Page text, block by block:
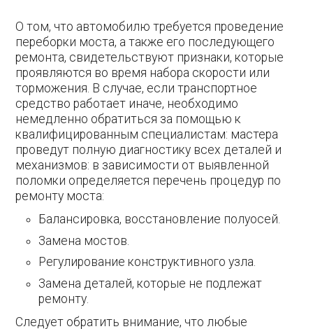
О том, что автомобилю требуется проведение
переборки моста, а также его последующего
ремонта, свидетельствуют признаки, которые
проявляются во время набора скорости или
торможения. В случае, если транспортное
средство работает иначе, необходимо
немедленно обратиться за помощью к
квалифицированным специалистам: мастера
проведут полную диагностику всех деталей и
механизмов: в зависимости от выявленной
поломки определяется перечень процедур по
ремонту моста:
Балансировка, восстановление полуосей.
Замена мостов.
Регулирование конструктивного узла.
Замена деталей, которые не подлежат
ремонту.
Следует обратить внимание, что любые